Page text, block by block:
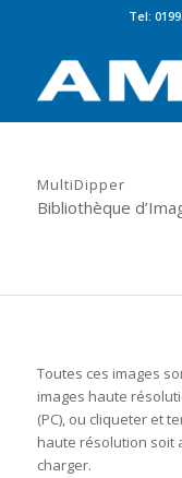
Tel:
MultiDipper
Bibliothèque
Toutes ces images
images haute
(PC), ou cliqueter et
haute résolution soit
charger.